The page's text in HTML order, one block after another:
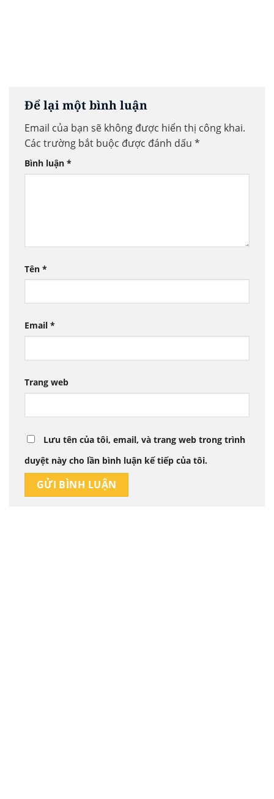
Để lại một bình luận
Email của bạn sẽ không được hiển thị công khai.
Các trường bắt buộc được đánh dấu *
Bình luận *
Tên *
Email *
Trang web
Lưu tên của tôi, email, và trang web trong trình
duyệt này cho lần bình luận kế tiếp của tôi.